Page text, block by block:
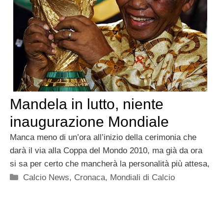
Mandela in lutto, niente
inaugurazione Mondiale
Manca meno di un’ora all’inizio della cerimonia che
darà il via alla Coppa del Mondo 2010, ma già da ora
si sa per certo che mancherà la personalità più attesa,
Categorie
Calcio News, Cronaca, Mondiali di Calcio